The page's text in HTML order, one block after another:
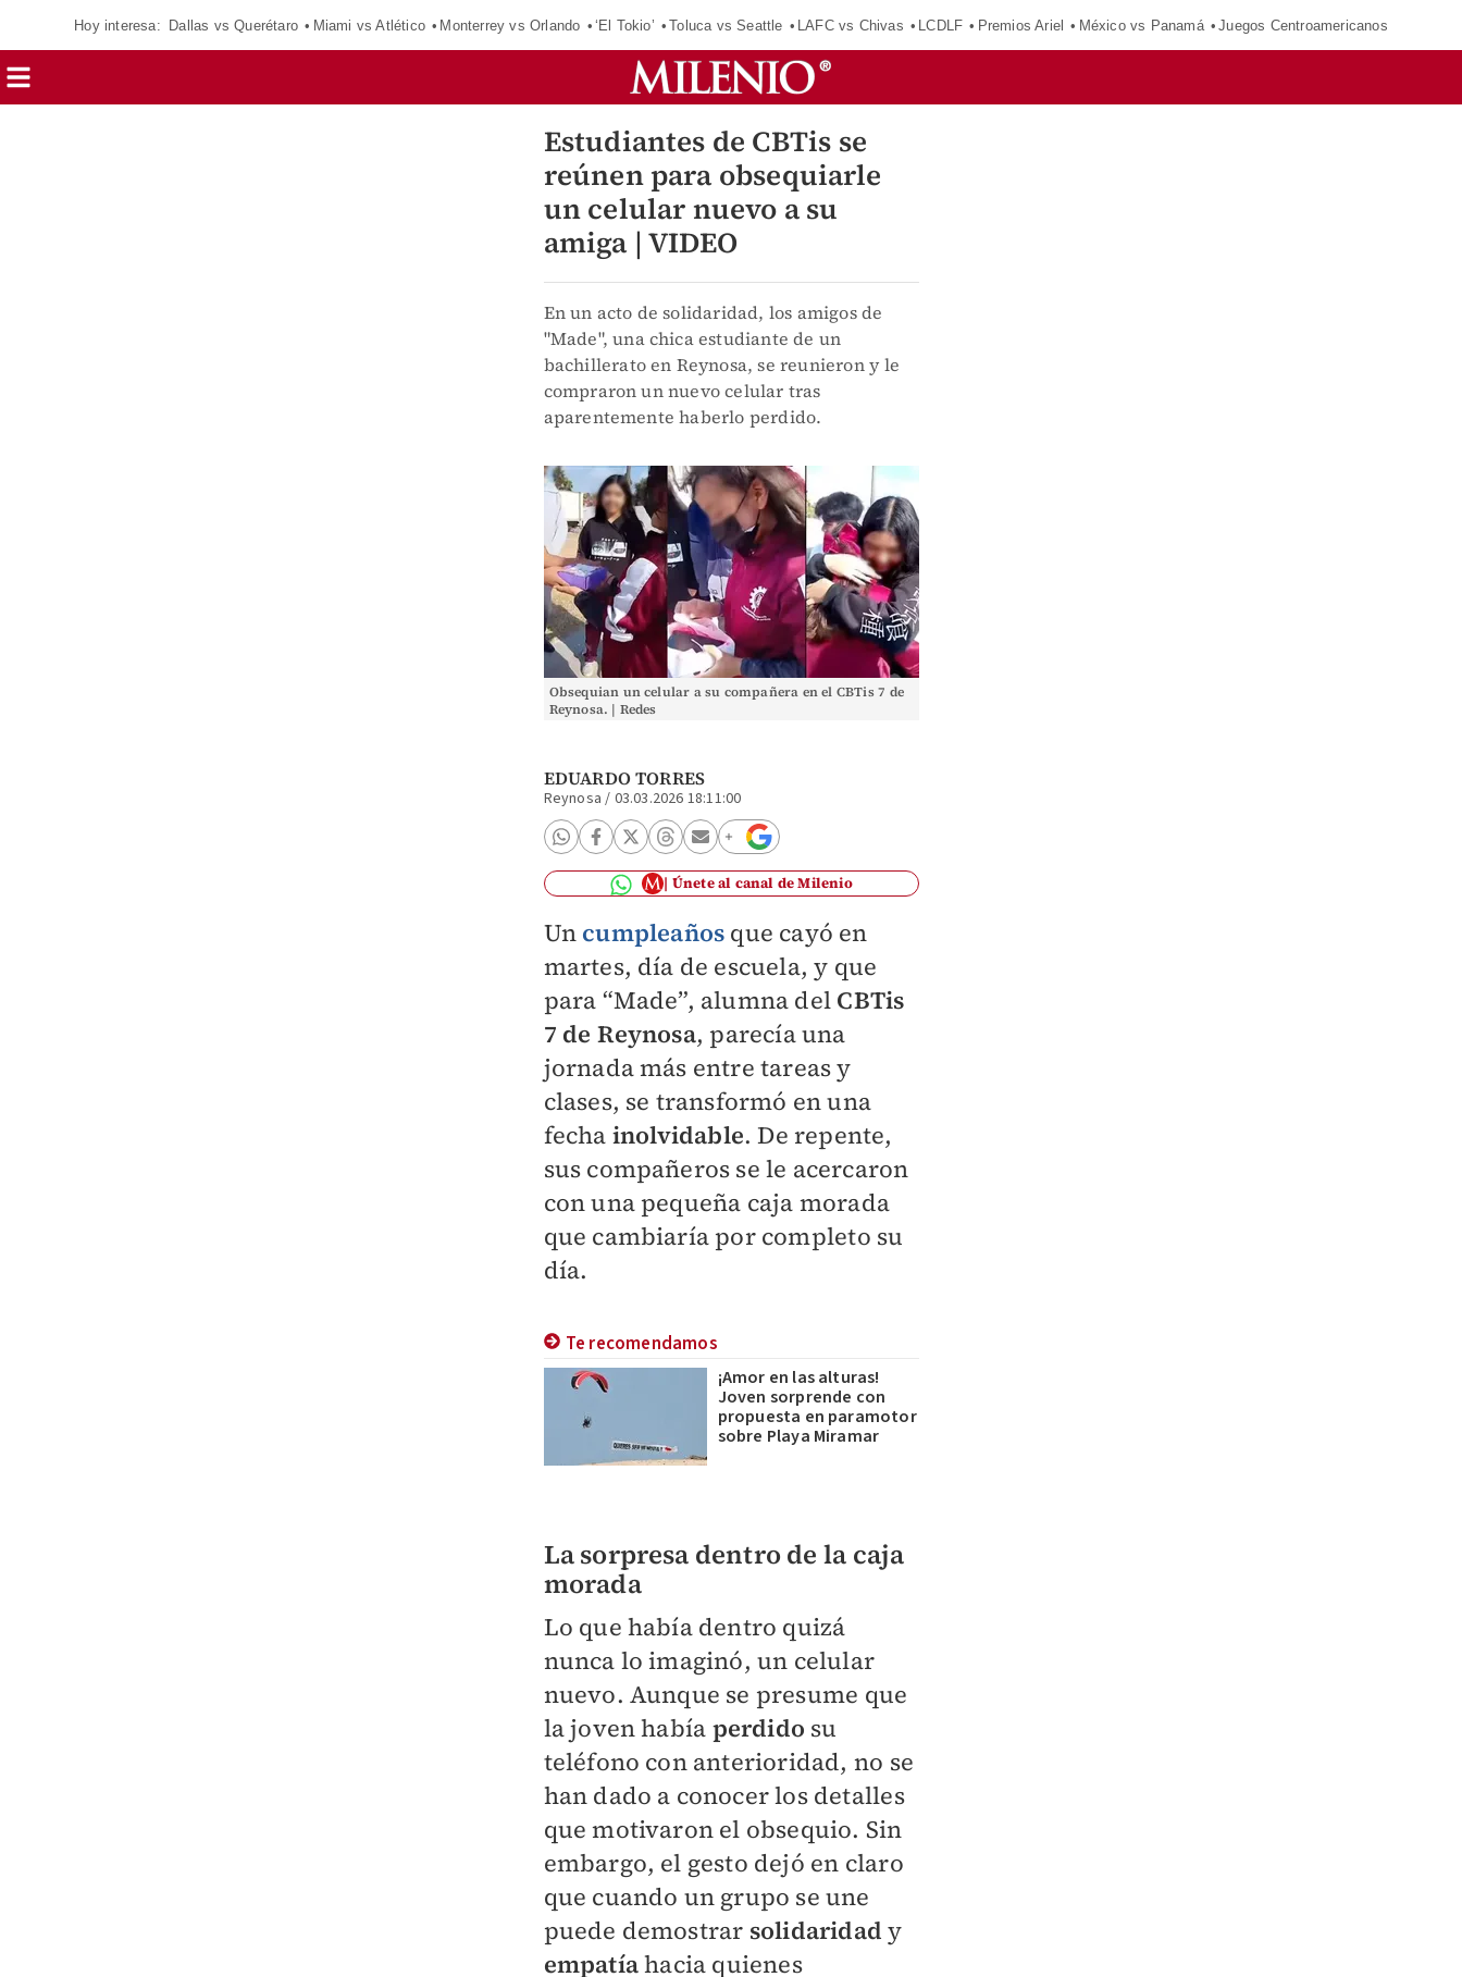
Hoy interesa: Dallas vs Querétaro Miami vs Atlético Monterrey vs Orlando ‘El Tokio’ Toluca vs Seattle LAFC vs Chivas LCDLF Premios Ariel México vs Panamá Juegos Centroamericanos
Estudiantes de CBTis se
reúnen para obsequiarle
un celular nuevo a su
amiga | VIDEO
En un acto de solidaridad, los amigos de
"Made", una chica estudiante de un
bachillerato en Reynosa, se reunieron y le
compraron un nuevo celular tras
aparentemente haberlo perdido.
Obsequian un celular a su compañera en el CBTis 7 de
Reynosa. | Redes
EDUARDO TORRES
Reynosa / 03.03.2026 18:11:00
Únete al canal de Milenio
Un cumpleaños que cayó en
martes, día de escuela, y que
para “Made”, alumna del CBTis
7 de Reynosa, parecía una
jornada más entre tareas y
clases, se transformó en una
fecha inolvidable. De repente,
sus compañeros se le acercaron
con una pequeña caja morada
que cambiaría por completo su
día.
Te recomendamos
¡Amor en las alturas!
Joven sorprende con
propuesta en paramotor
sobre Playa Miramar
La sorpresa dentro de la caja
morada
Lo que había dentro quizá
nunca lo imaginó, un celular
nuevo. Aunque se presume que
la joven había perdido su
teléfono con anterioridad, no se
han dado a conocer los detalles
que motivaron el obsequio. Sin
embargo, el gesto dejó en claro
que cuando un grupo se une
puede demostrar solidaridad y
empatíahacia quienes